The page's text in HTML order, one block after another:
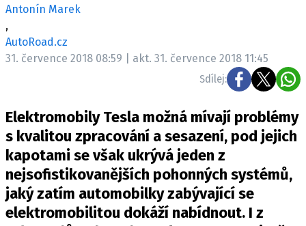
DAKAR
Z DOMOVA
ZE SVĚTA
MOTORSPORT
PIT LANE
Antonín Marek
,
AutoRoad.cz
31. července 2018 08:59 | akt. 31. července 2018 11:45
Sdílej:
Elektromobily Tesla možná mívají problémy
s kvalitou zpracování a sesazení, pod jejich
kapotami se však ukrývá jeden z
nejsofistikovanějších pohonných systémů,
jaký zatím automobilky zabývající se
elektromobilitou dokáží nabídnout. I z